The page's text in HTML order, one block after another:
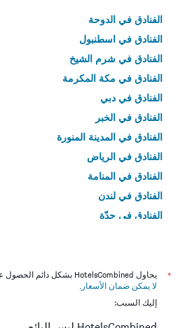
الذي
يعرض
متوسط
سعر
في
عطلة
هذا
الأسبوع
خلال
آخر
3
أيام
الفنادق في الدوحة
الفنادق في اسطنبول
الفنادق في شرم الشيخ
الفنادق في مكة المكرمة
الفنادق في دبي
الفنادق في الخبر
الفنادق في المدينة المنورة
الفنادق في الرياض
الفنادق في المنامة
الفنادق في لندن
الفنادق في جدّة
*
يحاول HotelsCombined بشكل دائم الحصول على الأسعار الدقيقة، ولكن
لا يمكن ضمان الأسعار .
إليك السبب: